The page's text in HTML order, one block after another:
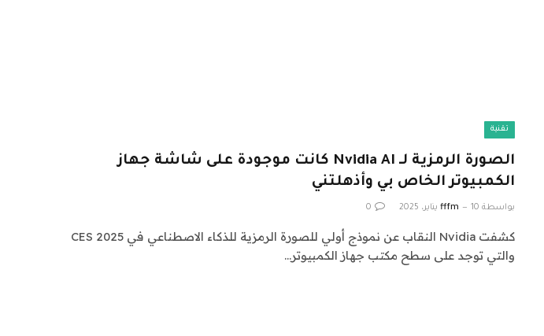
تقنية
الصورة الرمزية لـ Nvidia AI كانت موجودة على شاشة جهاز
الكمبيوتر الخاص بي وأذهلتني
بواسطة fffm 10 يناير، 2025 0
كشفت Nvidia النقاب عن نموذج أولي للصورة الرمزية للذكاء الاصطناعي في CES 2025
والتي توجد على سطح مكتب جهاز الكمبيوتر…